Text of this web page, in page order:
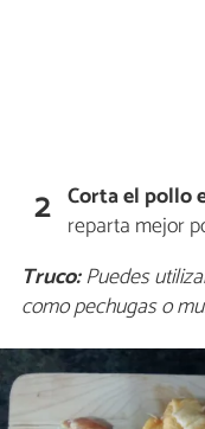
2 Corta el pollo
reparta mejor
Truco:Puedes
como pechugas o